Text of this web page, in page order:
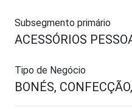
Subsegmento primário
ACESSÓRIOS
Tipo de Negócio
BONÉS,